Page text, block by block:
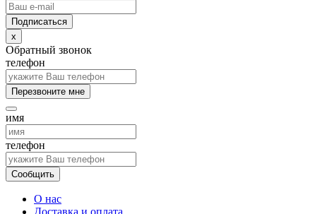
x
Обратный звонок
телефон
Перезвоните мне
имя
телефон
Сообщить
О нас
Доставка и оплата